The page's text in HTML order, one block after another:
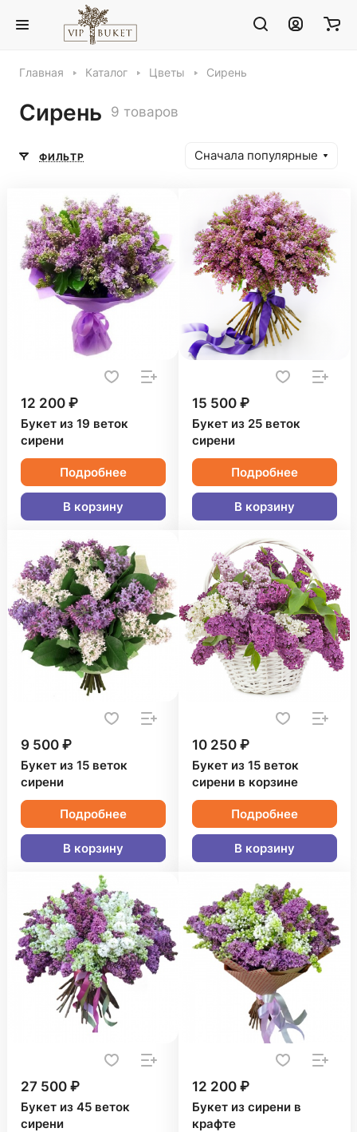
Главная Каталог Цветы Сирень
Сирень 9 товаров
ФИЛЬТР Сначала популярные
12 200 ₽
Букет из 19 веток
сирени
Подробнее
В корзину
15 500 ₽
Букет из 25 веток
сирени
Подробнее
В корзину
9 500 ₽
Букет из 15 веток
сирени
Подробнее
В корзину
10 250 ₽
Букет из 15 веток
сирени в корзине
Подробнее
В корзину
27 500 ₽
Букет из 45 веток
сирени
12 200 ₽
Букет из сирени в
крафте